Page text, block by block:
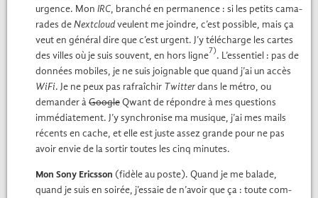
urgence. Mon IRC, branché en per­ma­nence : si les petits cama­
rades deNextcloudveu­lent me join­dre, c’est pos­si­ble, mais ça
veut en général dire que c’est urgent. J’y télécharge les cartes
des villes où je suis sou­vent, en hors ligne7). L’essentiel : pas de
don­nées mobiles, je ne suis joignable que quand j’ai un accès
WiFi. Je ne peux pas rafraîchir Twit­terdans le métro, ou
deman­der àGoogleQwant de répon­dre à mes ques­tions
immé­di­ate­ment. J’y syn­chro­nise ma musique, j’ai mes mails
récents en cache, et elle est juste assez grande pour ne pas
avoir envie de la sor­tir toutes les cinq min­utes.
Mon Sony Eric­s­son (fidèle au poste). Quand je me balade,
quand je suis en soirée, j’essaie de n’avoir que ça : toute com­